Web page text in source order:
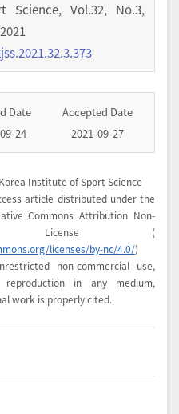
Science, Vol.32, No.3,
Date
24
Accepted Date
2021-09-27
Institute of Sport Science
article distributed under the
Commons Attribution Non-
License (
licenses/by-nc/4.0/)
non-commercial use,
reproduction in any medium,
work is properly cited.